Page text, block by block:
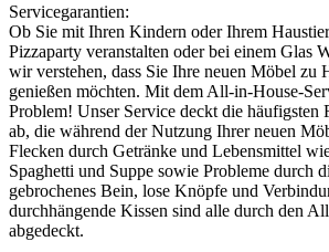
Servicegarantien:
Ob Sie mit Ihren Kindern oder Ihrem
Pizzaparty veranstalten oder bei einem Glas
wir verstehen, dass Sie Ihre neuen Möbel zu
genießen möchten. Mit dem All-in-House-
Problem! Unser Service deckt die häufigsten
ab, die während der Nutzung Ihrer neuen
Flecken durch Getränke und Lebensmittel
Spaghetti und Suppe sowie Probleme durch
gebrochenes Bein, lose Knöpfe und
durchhängende Kissen sind alle durch den
abgedeckt.